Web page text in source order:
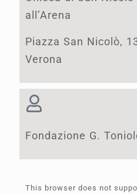
all’Arena
Piazza San Nicolò,
Verona
Fondazione G.
This browser does not